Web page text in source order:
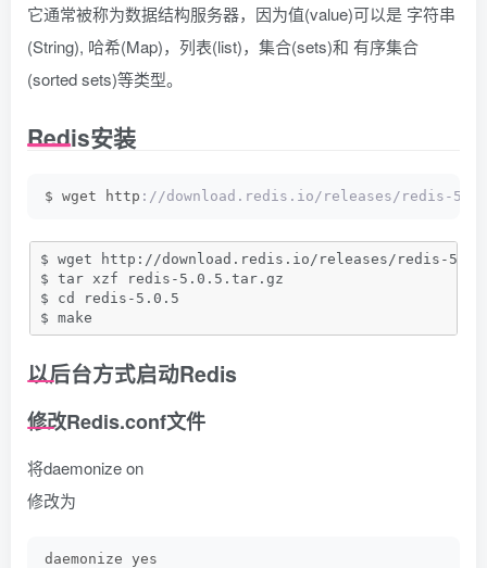
它通常被称为数据结构服务器，因为值(value)可以是 字符串
(String), 哈希(Map)，列表(list)，集合(sets)和 有序集合
(sorted sets)等类型。
Redis安装
$ wget http ://download.redis.io/releases/redis-
$ wget http://download.redis.io/releases/redis-
$ tar xzf redis-5.0.5.tar.gz
$ cd redis-5.0.5
$ make
以后台方式启动Redis
修改Redis.conf文件
将daemonize on
修改为
daemonize yes